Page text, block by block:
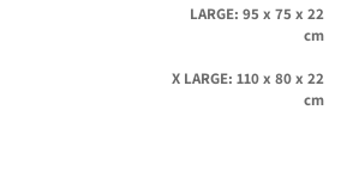
LARGE: 95 x 75 x 22
cm
X LARGE: 110 x 80 x 22
cm